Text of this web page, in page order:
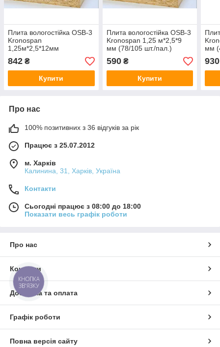
Плита вологостійка OSB-3
Kronospan
1,25м*2,5*12мм
(60/81/78шт/пал.),
єВідновлення
842 ₴
Купити
Плита вологостійка OSB-3
Kronospan 1,25 м*2,5*9
мм (78/105 шт./пал.)
590₴
Купити
мм
930
Про нас
100% позитивних з 36 відгуків за рік
Працює з 25.07.2012
м. Харків
Калинина, 31, Харків, Україна
Контакти
Сьогодні працює з 08:00 до 18:00
Показати весь графік роботи
Про нас
Контакти
Доставка та оплата
Графік роботи
Повна версія сайту
КНОПКА
ЗВ'ЯЗКУ